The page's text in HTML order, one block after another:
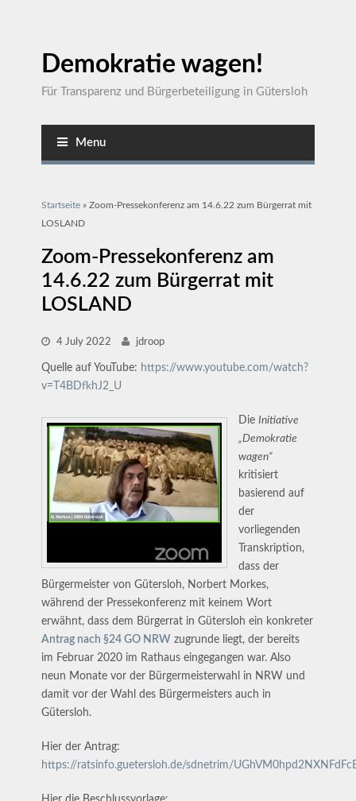
Demokratie wagen!
Für Transparenz und Bürgerbeteiligung in Gütersloh
Menu
Sie sind hier
Startseite » Zoom-Pressekonferenz am 14.6.22 zum Bürgerrat mit
LOSLAND
Zoom-Pressekonferenz am
14.6.22 zum Bürgerrat mit
LOSLAND
4 July 2022 jdroop
Quelle auf YouTube: https://www.youtube.com/watch?
v=T4BDfkhJ2_U
DieInitiative
„Demokratie
wagen“
kritisiert
basierend auf
der
vorliegenden
Transkription,
dass der
Bürgermeister von Gütersloh, Norbert Morkes,
während der Pressekonferenz mit keinem Wort
erwähnt, dass dem Bürgerrat in Gütersloh ein konkreter
Antrag nach §24 GO NRW zugrunde liegt, der bereits
im Februar 2020 im Rathaus eingegangen war. Also
neun Monate vor der Bürgermeisterwahl in NRW und
damit vor der Wahl des Bürgermeisters auch in
Gütersloh.
Hier der Antrag:
https://ratsinfo.guetersloh.de/sdnetrim/